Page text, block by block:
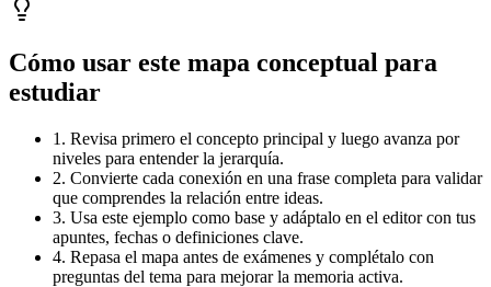
Cómo usar este mapa conceptual para
estudiar
1. Revisa primero el concepto principal y luego avanza por
niveles para entender la jerarquía.
2. Convierte cada conexión en una frase completa para validar
que comprendes la relación entre ideas.
3. Usa este ejemplo como base y adáptalo en el editor con tus
apuntes, fechas o definiciones clave.
4. Repasa el mapa antes de exámenes y complétalo con
preguntas del tema para mejorar la memoria activa.